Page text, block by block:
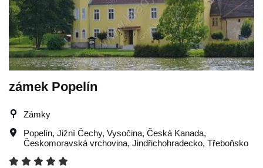
zámek Popelín
Zámky
Popelín, Jižní Čechy, Vysočina, Česká Kanada,
Českomoravská vrchovina, Jindřichohradecko, Třeboňsko